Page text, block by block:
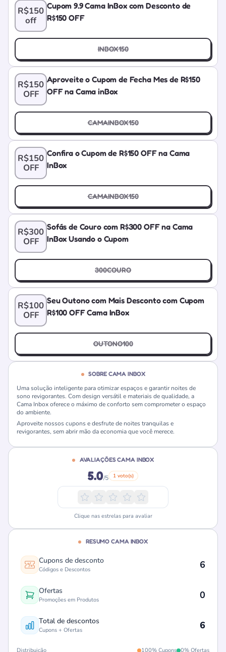
R$150
off
Cupom 9.9 Cama InBox com Desconto de
R$150 OFF
INBOX150
R$150
OFF
Aproveite o Cupom de Fecha Mes de R$150
OFF na Cama inBox
CAMAINBOX150
R$150
OFF
Confira o Cupom de R$150 OFF na Cama
InBox
CAMAINBOX150
R$300
OFF
Sofás de Couro com R$300 OFF na Cama
InBox Usando o Cupom
300COURO
R$100
OFF
Seu Outono com Mais Desconto com Cupom
R$100 OFF Cama InBox
OUTONO100
SOBRE CAMA INBOX
Uma solução inteligente para otimizar espaços e garantir noites de
sono revigorantes. Com design versátil e materiais de qualidade, a
Cama Inbox oferece o máximo de conforto sem comprometer o espaço
do ambiente.
Aproveite nossos cupons e desfrute de noites tranquilas e
revigorantes, sem abrir mão da economia que você merece.
AVALIAÇÕES CAMA INBOX
5.0/5 1 voto(s)
Clique nas estrelas para avaliar
RESUMO CAMA INBOX
Cupons de desconto
Códigos e Descontos 6
Ofertas
Promoções em Produtos 0
Total de descontos
Cupons + Ofertas 6
Distribuição 100% Cupons 0% Ofertas